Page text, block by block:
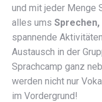
und mit jeder Menge
alles ums
spannende
Austausch in der
Sprachcamp ganz
werden nicht nur
im Vordergrund!